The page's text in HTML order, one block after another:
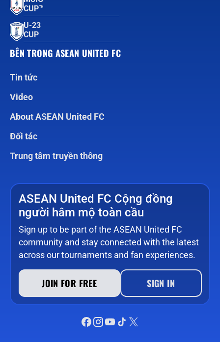
CUP™
U-23
CUP
BÊN TRONG ASEAN UNITED FC
Tin tức
Video
About ASEAN United FC
Đối tác
Trung tâm truyền thông
ASEAN United FC Cộng đồng
người hâm mộ toàn cầu
Sign up to be part of the ASEAN United FC
community and stay connected with the latest
across our tournaments and fan experiences.
JOIN FOR FREE SIGN IN